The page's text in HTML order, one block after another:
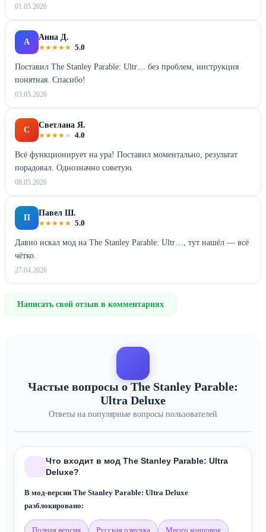
01.05.2026
А
Анна Д.
★★★★★ 5.0
Поставил The Stanley Parable: Ultr… без проблем, инструкция
понятная. Спасибо!
03.05.2026
С
Светлана Я.
★★★★ ★ 4.0
Всё функционирует на ура! Поставил моментально, результат
порадовал. Однозначно советую.
08.05.2026
П
Павел Ш.
★★★★★ 5.0
Давно искал мод на The Stanley Parable: Ultr…, тут нашёл — всё
чётко.
27.04.2026
Написать свой отзыв в комментариях
Частые вопросы о The Stanley Parable:
Ultra Deluxe
Ответы на популярные вопросы пользователей
Что входит в мод The Stanley Parable: Ultra
Deluxe?
В мод-версии The Stanley Parable: Ultra Deluxe
разблокировано:
полная версия русская озвучка много концовок